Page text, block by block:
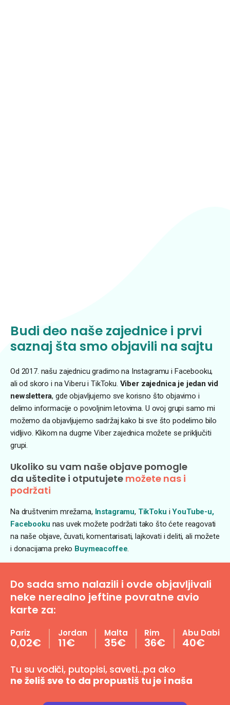
Budi deo naše zajednice i prvi
saznaj šta smo objavili na sajtu
Od 2017. našu zajednicu gradimo na Instagramu i Facebooku,
ali od skoro i na Viberu i TikToku. Viber zajednica je jedan vid
newslettera, gde objavljujemo sve korisno što objavimo i
delimo informacije o povoljnim letovima. U ovoj grupi samo mi
možemo da objavljujemo sadržaj kako bi sve što podelimo bilo
vidljivo. Klikom na dugme Viber zajednica možete se priključiti
grupi.
Ukoliko su vam naše objave pomogle
da uštedite i otputujete možete nas i
podržati
Na društvenim mrežama, Instagramu, TikToku iYouTube-u,
Facebooku nas uvek možete podržati tako što ćete reagovati
na naše objave, čuvati, komentarisati, lajkovati i deliti, ali možete
i donacijama preko Buymeacoffee
Do sada smo nalazili i ovde objavljivali
neke nerealno jeftine povratne avio
karte za:
Pariz
0,02€
Jordan
11€
Malta
35€
Rim
36€
Abu Dabi
40€
Tu su vodiči, putopisi, saveti…pa ako
ne želiš sve to da propustiš tu je i naša